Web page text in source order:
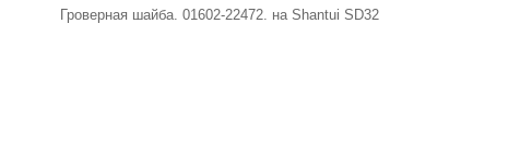
Гроверная шайба. 01602-22472. на Shantui SD32